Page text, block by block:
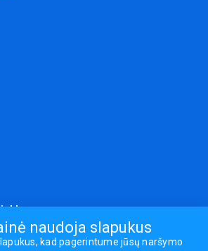
naudoja slapukus
kad pagerintume jūsų naršymo